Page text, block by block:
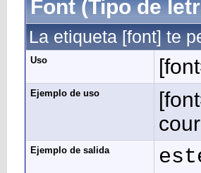
Font (Tipo de
La etiqueta [font] te
Uso
Ejemplo de uso
Ejemplo de salida